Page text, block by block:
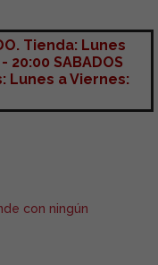
Tienda: Lunes
20:00 SABADOS
Lunes a Viernes:
con ningún